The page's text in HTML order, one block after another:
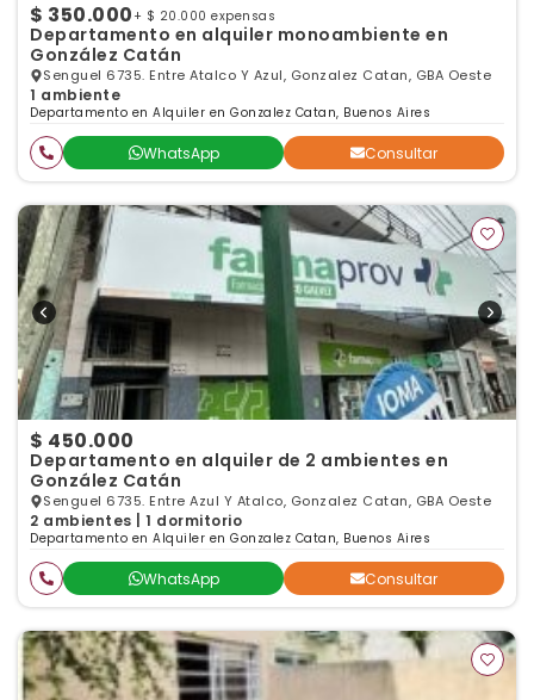
$ 350.000 + $ 20.000 expensas
Departamento en alquiler monoambiente en
González Catán
Senguel 6735. Entre Atalco Y Azul, Gonzalez Catan, GBA Oeste
1 ambiente
Departamento en Alquiler en Gonzalez Catan, Buenos Aires
WhatsApp Consultar
$ 450.000
Departamento en alquiler de 2 ambientes en
González Catán
Senguel 6735. Entre Azul Y Atalco, Gonzalez Catan, GBA Oeste
2 ambientes | 1 dormitorio
Departamento en Alquiler en Gonzalez Catan, Buenos Aires
WhatsApp Consultar